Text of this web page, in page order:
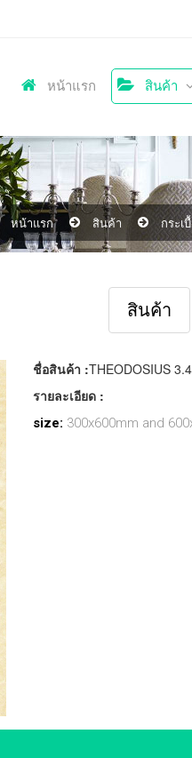
หน้าแรก สินค้า
หน้าแรก สินค้า กระเ
สินค้า
ชื่อสินค้า :THEODOSIUS
รายละเอียด :
size: 300x600mm and